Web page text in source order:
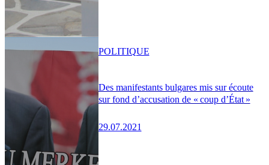
Des manifestants bulgares mis sur écoute
sur fond d’accusation de « coup d’État »
29.07.2021
POLITIQUE